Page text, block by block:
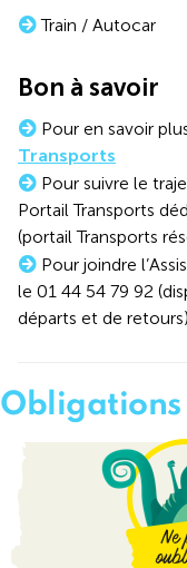
Train / Autocar
Bon à savoir
Pour en savoir
Transports
Pour suivre le
Portail Transports
(portail Transports
Pour joindre
le 01 44 54 79 92
départs et de retours)
Obligations